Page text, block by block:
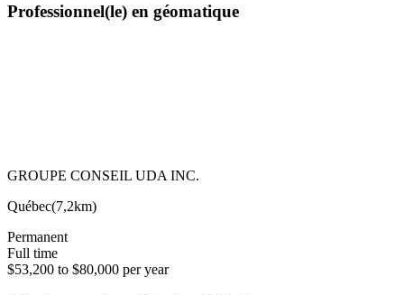
Professionnel(le) en géomatique
GROUPE CONSEIL UDA INC.
Québec(7,2km)
Permanent
Full time
$53,200 to $80,000 per year